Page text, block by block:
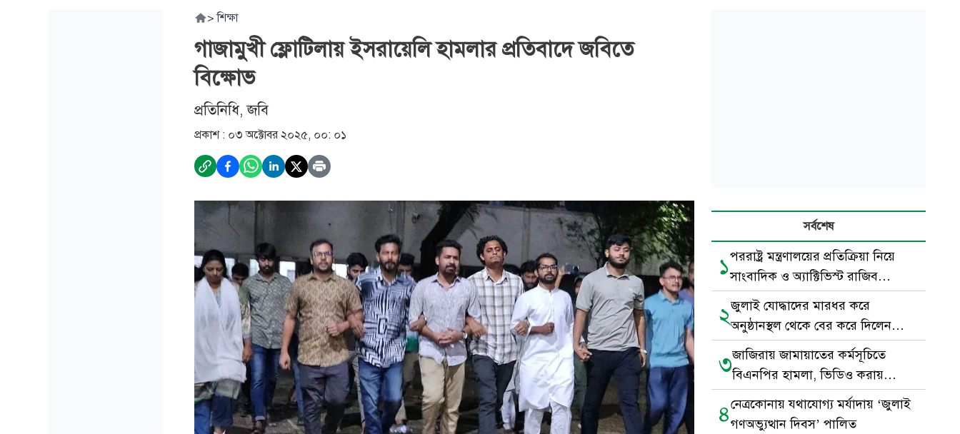
> শিক্ষা
গাজামুখী ফ্লোটিলায় ইসরায়েলি হামলার প্রতিবাদে জবিতে
বিক্ষোভ
প্রতিনিধি, জবি
প্রকাশ : ০৩ অক্টোবর ২০২৫, ০০: ০১
সর্বশেষ
১পররাষ্ট্র মন্ত্রণালয়ের প্রতিক্রিয়া নিয়ে
সাংবাদিক ও অ্যাক্টিভিস্ট রাজিব
আহমদের বিশ্লেষণধর্মী পোস্ট
২জুলাই যোদ্ধাদের মারধর করে
অনুষ্ঠানস্থল থেকে বের করে দিলেন
বিএনপি নেতা-কর্মীরা
৩জাজিরায় জামায়াতের কর্মসূচিতে
বিএনপির হামলা, ভিডিও করায়
সাংবাদিককে মারধর
৪নেত্রকোনায় যথাযোগ্য মর্যাদায় ‘জুলাই
গণঅভ্যুত্থান দিবস’ পালিত